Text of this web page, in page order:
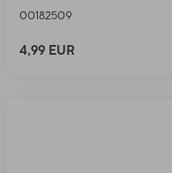
00182509
4,99 EUR